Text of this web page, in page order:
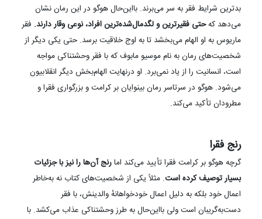
بدترین شرایط فقر به سر می‌برند. بااین‌حال هوگو در این رمان نشان
می‌دهد کهحتی فقیرترین و لگدمال‌شده‌ترین افراد، نوعی وقار دارند. فقر
ماریوس به او الهام‌ می‌بخشد تا به اوج خلاقیت برسد. حتی یکی دیگر از
شخصیت‌های رمان به نام موسیو مابوف که با فقر وحشتناکی مواجه
است، انسانیت را از یاد نمی‌برد. او درنهایت الهام‌بخش دیگر انقلابیون
می‌شود. هوگو در سرتاسر رمان بینوایان بر کرامت و بزرگواری فقرا و
مطرودان تأکید می‌‌کند.
رنج فقرا
گرچه هوگو بر کرامت فقرا تأیید می‌کند امارنج آن‌ها را نیز با جزئیات
بسیار توصیف کرده است. مثلاً یکی از شخصیت‌های کتاب نه به‌خاطر
اعمال خود بلکه به دلیل اعمال خودخواهانهٔ والدینش، با فقر
دست‌به‌گریبان است ولی بااین‌حال به طرز وحشتناکی عذاب می‌کشد. با